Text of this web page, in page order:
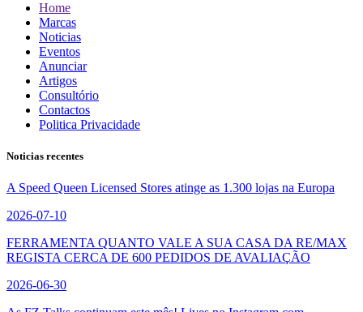
Home
Marcas
Noticias
Eventos
Anunciar
Artigos
Consultório
Contactos
Politica Privacidade
Noticias recentes
A Speed Queen Licensed Stores atinge as 1.300 lojas na Europa
2026-07-10
FERRAMENTA QUANTO VALE A SUA CASA DA RE/MAX
REGISTA CERCA DE 600 PEDIDOS DE AVALIAÇÃO
2026-06-30